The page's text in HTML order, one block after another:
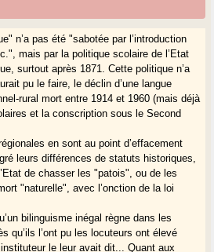
n’a pas été "sabotée par l’introduction
mais par la politique scolaire de l’Etat
surtout après 1871. Cette politique n’a
pu le faire, le déclin d’une langue
rural mort entre 1914 et 1960 (mais déjà
et la conscription sous le Second
en sont au point d’effacement
leurs différences de statuts historiques,
de chasser les "patois", ou de les
"naturelle", avec l’onction de la loi
bilinguisme inégal règne dans les
qu’ils l’ont pu les locuteurs ont élevé
le leur avait dit... Quant aux